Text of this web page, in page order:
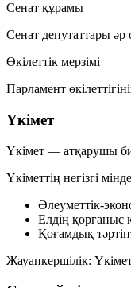
Сенат құрамы
Сенат депутаттары
Өкілеттік мерзімі
Парламент
Үкімет
Үкімет — атқарушы
Үкіметтің негізгі
Әлеуметтік-
Елдің қорғаныс
Қоғамдық
Жауапкершілік: